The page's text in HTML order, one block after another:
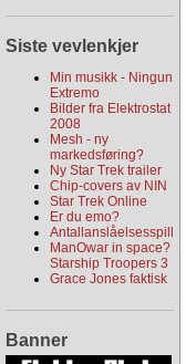
Siste vevlenkjer
Min musikk - Ningun
Extremo
Bilder fra Elektrostat
2008
Mesh - ny
markedsføring?
Ny Star Trek trailer
Chip-covers av NIN
Star Trek Online
Er du emo?
Antallanslåelsesspill
ManOwar in space?
Starship Troopers 3
Grace Jones faktisk
Banner